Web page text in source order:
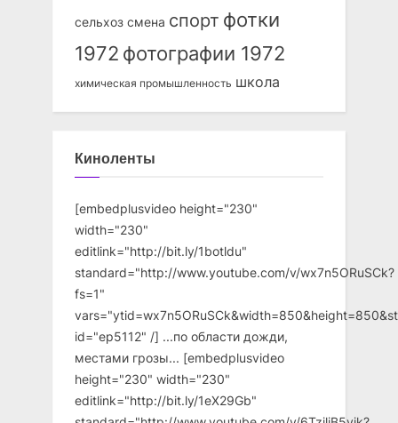
сельхоз смена спорт фотки
1972 фотографии 1972
химическая промышленность школа
Киноленты
[embedplusvideo height="230"
width="230"
editlink="http://bit.ly/1botldu"
standard="http://www.youtube.com/v/wx7n5ORuSCk?
fs=1"
id="ep5112" /] ...по области дожди,
местами грозы... [embedplusvideo
height="230" width="230"
editlink="http://bit.ly/1eX29Gb"